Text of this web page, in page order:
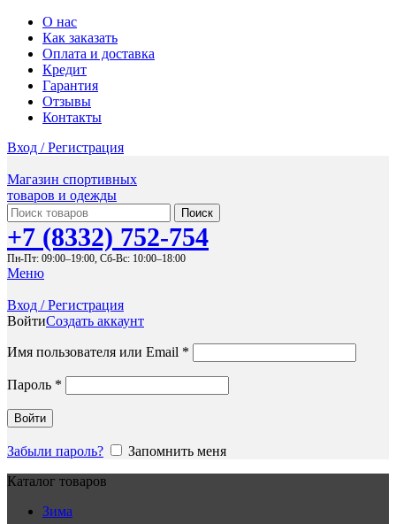
О нас
Как заказать
Оплата и доставка
Кредит
Гарантия
Отзывы
Контакты
Вход / Регистрация
Магазин спортивных
товаров и одежды
Поиск
+7 (8332) 752-754
Пн-Пт: 09:00–19:00, Сб-Вс: 10:00–18:00
Меню
Вход / Регистрация
ВойтиСоздать аккаунт
Имя пользователя или Email *
Пароль *
Войти
Забыли пароль?
Запомнить меня
Каталог товаров
Зима